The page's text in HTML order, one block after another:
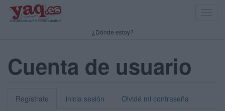
¿Dónde estoy?
Cuenta de usuario
Regístrate inicia sesión Olvidé mi contraseña